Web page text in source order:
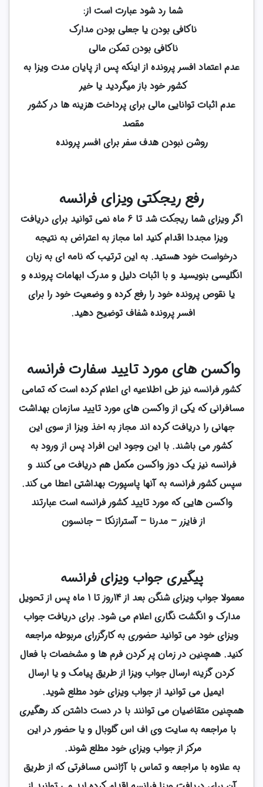
شما رد شود عبارت است از:
ناکافی بودن یا جعلی بودن مدارک
ناکافی بودن تمکن مالی
عدم اعتماد افسر پرونده از اینکه پس از پایان مدت ویزا به
کشور خود باز میگردید یا خیر
عدم اثبات توانایی مالی برای پرداخت هزینه ها در کشور
مقصد
روشن نبودن هدف سفر برای افسر پرونده
رفع ریجکتی ویزای فرانسه
اگر ویزای شما ریجکت شد تا 6 ماه نمی توانید برای دریافت
ویزا مجددا اقدام کنید اما مجاز به اعتراض به نتیجه
درخواست خود هستید. به این ترتیب که نامه ای به زبان
انگلیسی بنویسید و با اثبات دلیل و مدرک ابهامات پرونده و
یا نقوص پرونده خود را رفع کرده و وضعیت خود را برای
افسر پرونده شفاف توضیح دهید.
واکسن های مورد تایید سفارت فرانسه
کشور فرانسه نیز طی اطلاعیه ای اعلام کرده است که تمامی
مسافرانی که یکی از واکسن های مورد تایید سازمان بهداشت
جهانی را دریافت کرده اند مجاز به اخذ ویزا از سوی این
کشور می باشند. با این وجود این افراد پس از ورود به
فرانسه نیز یک دوز واکسن مکمل هم دریافت می کنند و
سپس کشور فرانسه به آنها پاسپورت بهداشتی اعطا می کند.
واکسن هایی که مورد تایید کشور فرانسه است عبارتند
از فایزر – مدرنا – آسترازنکا – جانسون
پیگیری جواب ویزای فرانسه
معمولا جواب ویزای شنگن بعد از 14روز تا 1 ماه پس از تحویل
مدارک و انگشت نگاری اعلام می شود. برای دریافت جواب
ویزای خود می توانید حضوری به کارگزرای مربوطه مراجعه
کنید. همچنین در زمان پر کردن فرم ها و مشخصات با فعال
کردن گزینه ارسال جواب ویزا از طریق پیامک و یا ارسال
ایمیل می توانید از جواب ویزای خود مطلع شوید.
همچنین متقاضیان می توانند با در دست داشتن کد رهگیری
با مراجعه به سایت وی اف اس گلوبال و یا حضور در این
مرکز از جواب ویزای خود مطلع شوند.
به علاوه با مراجعه و تماس با آژانس مسافرتی که از طریق